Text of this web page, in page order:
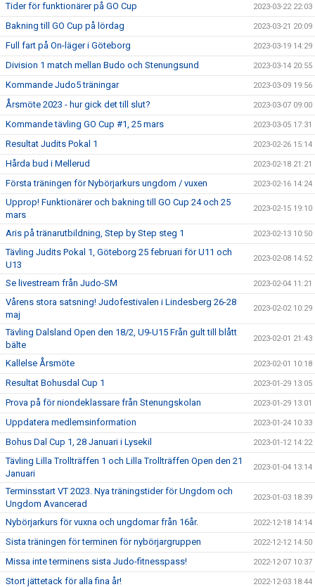
Tider för funktionärer på GO Cup 2023-03-22 22:03
Bakning till GO Cup på lördag 2023-03-21 20:09
Full fart på On-läger i Göteborg 2023-03-19 14:29
Division 1 match mellan Budo och Stenungsund 2023-03-14 20:55
Kommande Judo5 träningar 2023-03-09 19:56
Årsmöte 2023 - hur gick det till slut? 2023-03-07 09:00
Kommande tävling GO Cup #1, 25 mars 2023-03-05 17:31
Resultat Judits Pokal 1 2023-02-26 15:14
Hårda bud i Mellerud 2023-02-18 21:21
Första träningen för Nybörjarkurs ungdom / vuxen 2023-02-16 14:24
Upprop! Funktionärer och bakning till GO Cup 24 och 25
mars
2023-02-15 19:10
Aris på tränarutbildning, Step by Step steg 1 2023-02-13 10:50
Tävling Judits Pokal 1, Göteborg 25 februari för U11 och
U13
2023-02-08 14:52
Se livestream från Judo-SM 2023-02-04 11:21
Vårens stora satsning! Judofestivalen i Lindesberg 26-28
maj
2023-02-02 10:29
Tävling Dalsland Open den 18/2, U9-U15 Från gult till blått
bälte
2023-02-01 21:43
Kallelse Årsmöte 2023-02-01 10:18
Resultat Bohusdal Cup 1 2023-01-29 13:05
Prova på för niondeklassare från Stenungskolan 2023-01-29 13:01
Uppdatera medlemsinformation 2023-01-24 10:33
Bohus Dal Cup 1, 28 Januari i Lysekil 2023-01-12 14:22
Tävling Lilla Trollträffen 1 och Lilla Trollträffen Open den 21
Januari
2023-01-04 13:14
Terminsstart VT 2023. Nya träningstider för Ungdom och
Ungdom Avancerad
2023-01-03 18:39
Nybörjarkurs för vuxna och ungdomar från 16år. 2022-12-18 14:14
Sista träningen för terminen för nybörjargruppen 2022-12-12 14:50
Missa inte terminens sista Judo-fitnesspass! 2022-12-07 10:37
Stort jättetack för alla fina år! 2022-12-03 18:44